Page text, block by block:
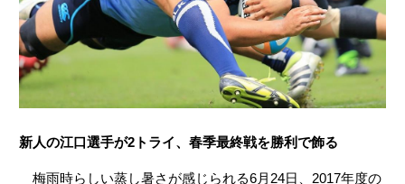
新人の江口選手が2トライ、春季最終戦を勝利で飾る
梅雨時らしい蒸し暑さが感じられる6月24日、2017年度の